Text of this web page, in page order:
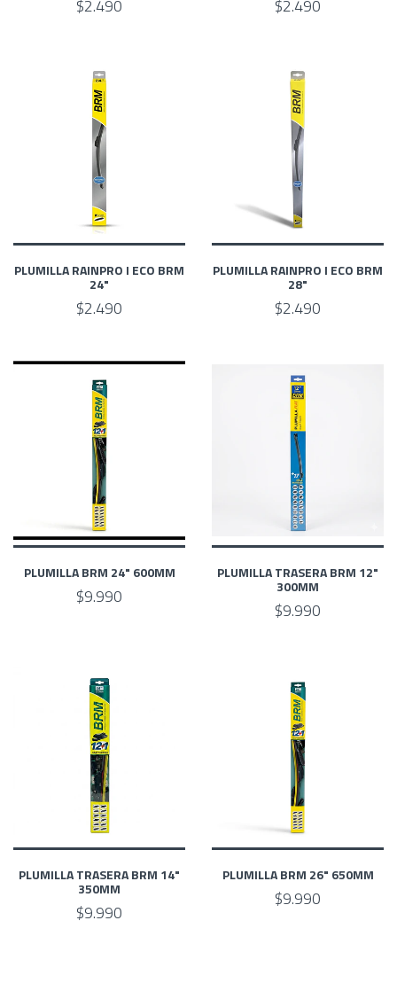
$2.490 $2.490
PLUMILLA RAINPRO I ECO BRM
24"
$2.490
PLUMILLA RAINPRO I ECO BRM
28"
$2.490
PLUMILLA BRM 24" 600MM
$9.990
PLUMILLA TRASERA BRM 12"
300MM
$9.990
PLUMILLA TRASERA BRM 14"
350MM
$9.990
PLUMILLA BRM 26" 650MM
$9.990